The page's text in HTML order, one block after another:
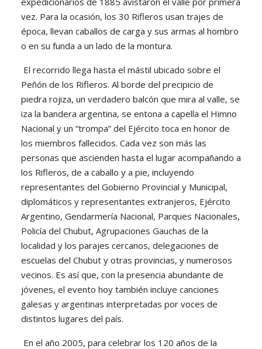
vez. Para la ocasión, los 30 Rifleros usan trajes de
época, llevan caballos de carga y sus armas al hombro
o en su funda a un lado de la montura.
El recorrido llega hasta el mástil ubicado sobre el
Peñón de los Rifleros. Al borde del precipicio de
piedra rojiza, un verdadero balcón que mira al valle, se
iza la bandera argentina, se entona a capella el Himno
Nacional y un “trompa” del Ejército toca en honor de
los miembros fallecidos. Cada vez son más las
personas que ascienden hasta el lugar acompañando a
los Rifleros, de a caballo y a pie, incluyendo
representantes del Gobierno Provincial y Municipal,
diplomáticos y representantes extranjeros, Ejército
Argentino, Gendarmería Nacional, Parques Nacionales,
Policía del Chubut, Agrupaciones Gauchas de la
localidad y los parajes cercanos, delegaciones de
escuelas del Chubut y otras provincias, y numerosos
vecinos. Es así que, con la presencia abundante de
jóvenes, el evento hoy también incluye canciones
galesas y argentinas interpretadas por voces de
distintos lugares del país.
En el año 2005, para celebrar los 120 años de la